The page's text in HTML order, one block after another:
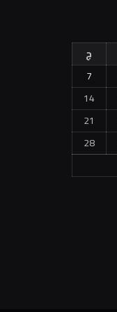
ج
7
14
21
28